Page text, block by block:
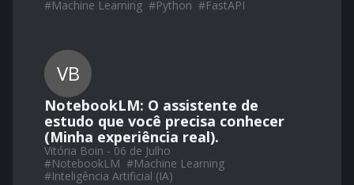
#Machine Learning #Python #FastAPI
VB
NotebookLM: O assistente de
estudo que você precisa conhecer
(Minha experiência real).
Vitória Boin - 06 de Julho
#NotebookLM #Machine Learning
#Inteligência Artificial (IA)